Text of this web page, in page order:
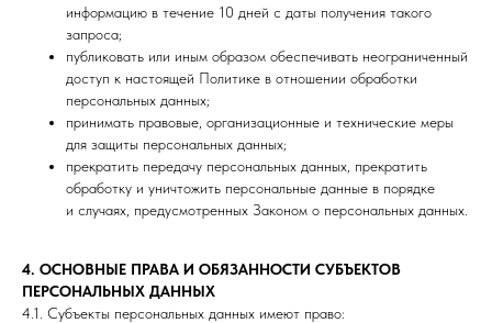
информацию в течение 10 дней с даты получения такого
запроса;
публиковать или иным образом обеспечивать неограниченный
доступ к настоящей Политике в отношении обработки
персональных данных;
принимать правовые, организационные и технические меры
для защиты персональных данных;
прекратить передачу персональных данных, прекратить
обработку и уничтожить персональные данные в порядке
и случаях, предусмотренных Законом о персональных данных.
4. ОСНОВНЫЕ ПРАВА И ОБЯЗАННОСТИ СУБЪЕКТОВ
ПЕРСОНАЛЬНЫХ ДАННЫХ
4.1. Субъекты персональных данных имеют право: